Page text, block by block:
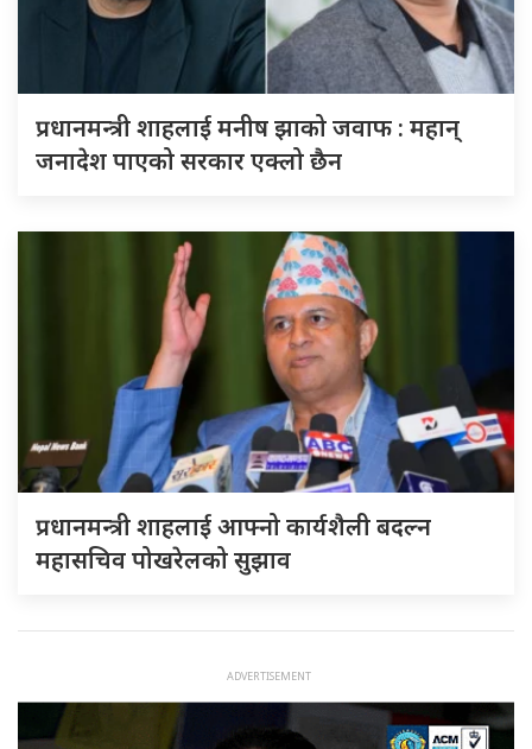
प्रधानमन्त्री शाहलाई मनीष झाको जवाफ : महान्
जनादेश पाएको सरकार एक्लो छैन
प्रधानमन्त्री शाहलाई आफ्नो कार्यशैली बदल्न
महासचिव पोखरेलको सुझाव